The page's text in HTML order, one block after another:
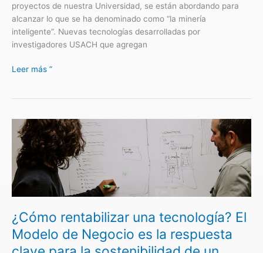
proyectos de nuestra Universidad, se están abordando para
alcanzar lo que se ha denominado como “la minería
inteligente”. Nuevas tecnologías desarrolladas por
investigadores USACH que agregan
Leer más ”
¿Cómo rentabilizar una tecnología? El
Modelo de Negocio es la respuesta
¿Cómo
rentabilizar
una
tecnología?
El
Modelo
Negocio
es
la